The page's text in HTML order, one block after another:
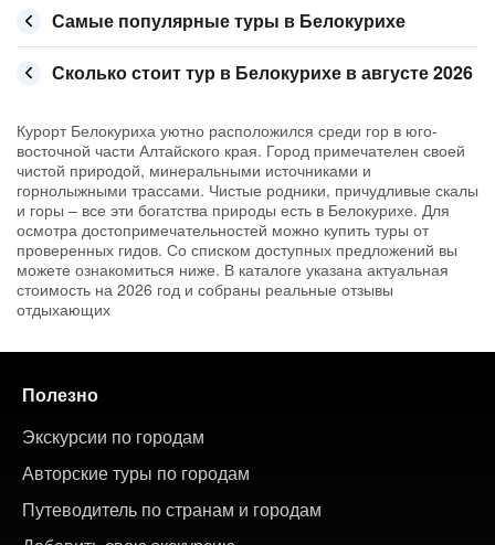
Самые популярные туры в Белокурихе
Сколько стоит тур в Белокурихе в августе 2026
Курорт Белокуриха уютно расположился среди гор в юго-
восточной части Алтайского края. Город примечателен своей
чистой природой, минеральными источниками и
горнолыжными трассами. Чистые родники, причудливые скалы
и горы – все эти богатства природы есть в Белокурихе. Для
осмотра достопримечательностей можно купить туры от
проверенных гидов. Со списком доступных предложений вы
можете ознакомиться ниже. В каталоге указана актуальная
стоимость на 2026 год и собраны реальные отзывы
отдыхающих
Полезно
Экскурсии по городам
Авторские туры по городам
Путеводитель по странам и городам